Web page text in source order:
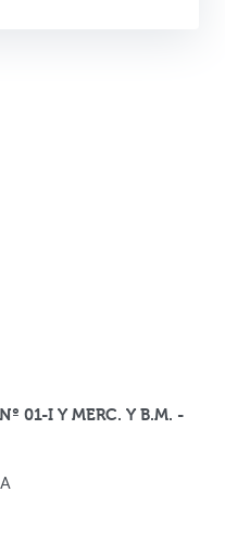
01-I Y MERC. Y B.M. -